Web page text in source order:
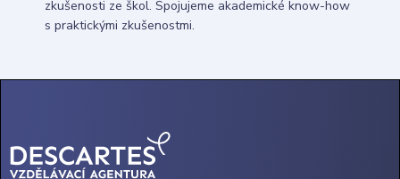
zkušenosti ze škol. Spojujeme akademické know-how
s praktickými zkušenostmi.